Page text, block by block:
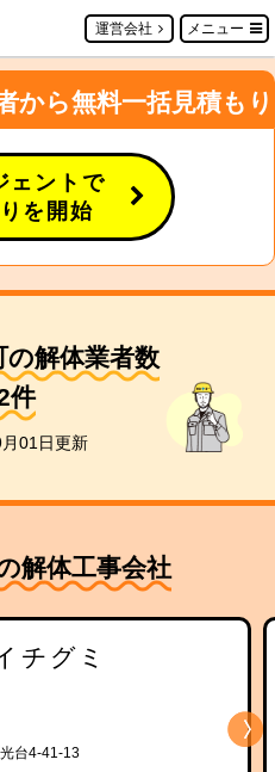
運営会社 メニュー
から無料一括見積もり
ェントで
を開始
の解体業者数
件
01日更新
解体工事会社
チグミ
台4-41-13